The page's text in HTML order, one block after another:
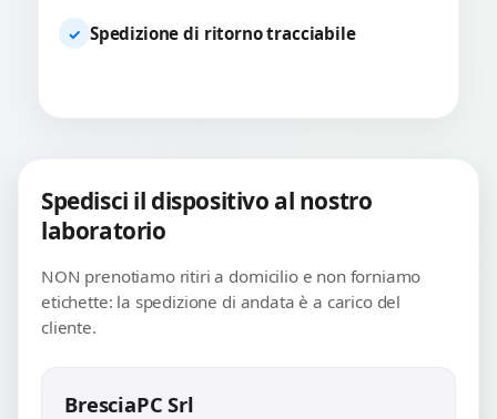
✓ Spedizione di ritorno tracciabile
Spedisci il dispositivo al nostro
laboratorio
NON prenotiamo ritiri a domicilio e non forniamo
etichette: la spedizione di andata è a carico del
cliente.
BresciaPC Srl